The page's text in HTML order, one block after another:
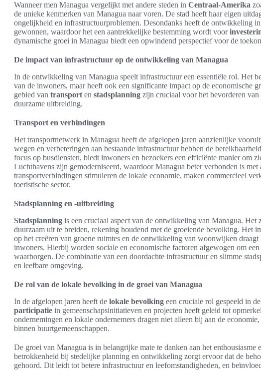
Wanneer men Managua vergelijkt met andere steden in Centraal-Amerika
de unieke kenmerken van Managua naar voren. De stad heeft haar eigen
ongelijkheid en infrastructuurproblemen. Desondanks heeft de ontwikkeling
gewonnen, waardoor het een aantrekkelijke bestemming wordt voor
dynamische groei in Managua biedt een opwindend perspectief voor de
De impact van infrastructuur op de ontwikkeling van Managua
In de ontwikkeling van Managua speelt infrastructuur een essentiële rol. Het
van de inwoners, maar heeft ook een significante impact op de economische
gebied van transport en stadsplanning zijn cruciaal voor het bevorderen
duurzame uitbreiding.
Transport en verbindingen
Het transportnetwerk in Managua heeft de afgelopen jaren aanzienlijke
wegen en verbeteringen aan bestaande infrastructuur hebben de
focus op busdiensten, biedt inwoners en bezoekers een efficiënte manier om
Luchthavens zijn gemoderniseerd, waardoor Managua beter verbonden is met
transportverbindingen stimuleren de lokale economie, maken commercieel
toeristische sector.
Stadsplanning en -uitbreiding
Stadsplanning is een cruciaal aspect van de ontwikkeling van Managua. Het
duurzaam uit te breiden, rekening houdend met de groeiende bevolking. Het
op het creëren van groene ruimtes en de ontwikkeling van woonwijken
inwoners. Hierbij worden sociale en economische factoren afgewogen om
waarborgen. De combinatie van een doordachte infrastructuur en slimme
en leefbare omgeving.
De rol van de lokale bevolking in de groei van Managua
In de afgelopen jaren heeft de lokale bevolking een cruciale rol gespeeld in
participatie in gemeenschapsinitiatieven en projecten heeft geleid tot
ondernemingen en lokale ondernemers dragen niet alleen bij aan de
binnen buurtgemeenschappen.
De groei van Managua is in belangrijke mate te danken aan het enthousiasme
betrokkenheid bij stedelijke planning en ontwikkeling zorgt ervoor dat de
gehoord. Dit leidt tot betere infrastructuur en leefomstandigheden, en